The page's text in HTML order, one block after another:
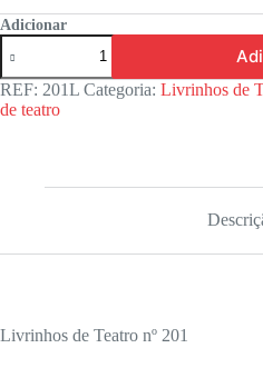
Adicionar
Quantidade
de
ANNA
/
OK,
REF: 201L Categoria: Livrinhos de
de teatro
Livrinhos de Teatro nº 201